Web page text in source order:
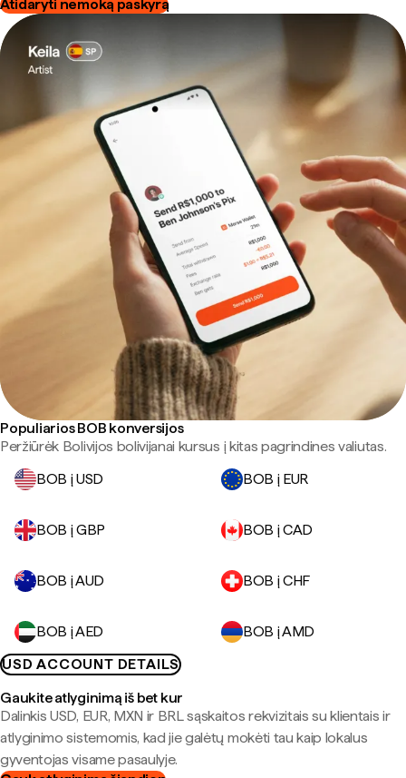
Atidaryti nemoką paskyrą
Populiarios BOB konversijos
Peržiūrėk Bolivijos bolivijanai kursus į kitas pagrindines valiutas.
BOB į USD
BOB į EUR
BOB į GBP BOB į CAD
BOB į AUD BOB į CHF
BOB į AED
BOB į AMD
USD ACCOUNT DETAILS
Gaukite atlyginimą iš bet kur
Dalinkis USD, EUR, MXN ir BRL sąskaitos rekvizitais su klientais ir
atlyginimo sistemomis, kad jie galėtų mokėti tau kaip lokalus
gyventojas visame pasaulyje.